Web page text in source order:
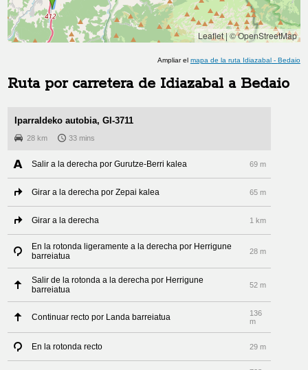
Leaflet|© OpenStreetMap
Ampliar el mapa de la ruta Idiazabal- Bedaio
Ruta por carretera de Idiazabal a Bedaio
Iparraldeko autobia, GI-3711
28 km 33 mins
Salir a la derecha por Gurutze-Berri kalea 69 m
Girar a la derecha por Zepai kalea 65 m
Girar a la derecha 1 km
En la rotonda ligeramente a la derecha por Herrigune
barreiatua
28 m
Salir de la rotonda a la derecha por Herrigune
barreiatua
52 m
Continuar recto por Landa barreiatua
136
m
En la rotonda recto 29 m